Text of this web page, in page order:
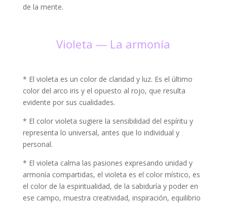
de la mente.
Violeta — La armonía
* El violeta es un color de claridad y luz. Es el último
color del arco iris y el opuesto al rojo, que resulta
evidente por sus cualidades.
* El color violeta sugiere la sensibilidad del espíritu y
representa lo universal, antes que lo individual y
personal.
* El violeta calma las pasiones expresando unidad y
armonía compartidas, el violeta es el color místico, es
el color de la espiritualidad, de la sabiduría y poder en
ese campo, muestra creatividad, inspiración, equilibrio